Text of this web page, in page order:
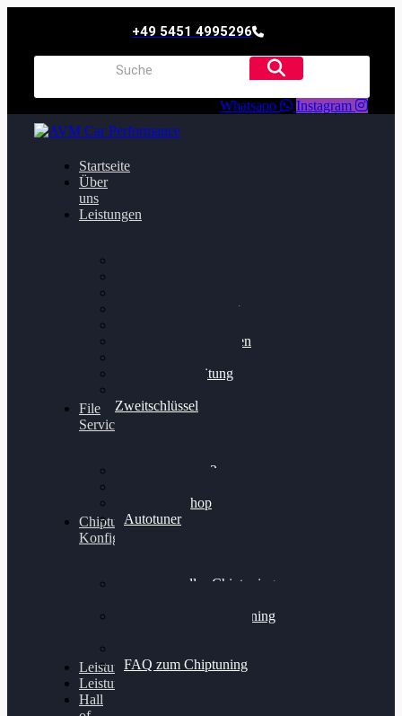
+49 5451 4995296
Whatsapp Instagram
Startseite
Über
uns
Leistungen
Getriebeoptimierung
Bremsscheiben planen
Felgenaufbereitung
Zweitschlüssel
File
Service
Alientech Kess3
Alientech Shop
Autotuner
Chiptuning
Konfigurator
Professionelles Chiptuning
Professionelles Chiptuning
FAQ zum Chiptuning
Leistungsmessung
Leistungsprüfstand
Hall